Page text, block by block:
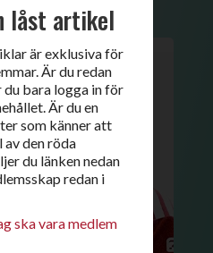
låst artikel
är exklusiva för
Är du redan
bara logga in för
Är du en
som känner att
av den röda
du länken nedan
redan i
ska vara medlem